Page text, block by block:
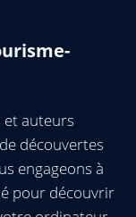
et auteurs
découvertes
engageons à
pour découvrir